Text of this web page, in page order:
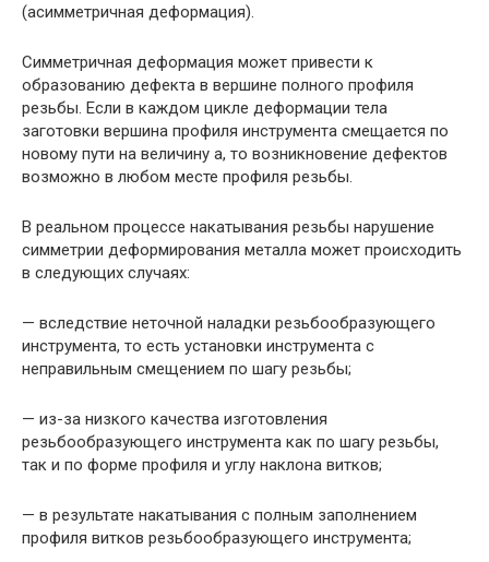
(асимметричная деформация).
Симметричная деформация может привести к
образованию дефекта в вершине полного профиля
резьбы. Если в каждом цикле деформации тела
заготовки вершина профиля инструмента смещается по
новому пути на величину а, то возникновение дефектов
возможно в любом месте профиля резьбы.
В реальном процессе накатывания резьбы нарушение
симметрии деформирования металла может происходить
в следующих случаях:
— вследствие неточной наладки резьбообразующего
инструмента, то есть установки инструмента с
неправильным смещением по шагу резьбы;
— из-за низкого качества изготовления
резьбообразующего инструмента как по шагу резьбы,
так и по форме профиля и углу наклона витков;
— в результате накатывания с полным заполнением
профиля витков резьбообразующего инструмента;